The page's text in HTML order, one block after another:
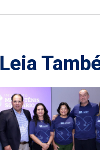
Leia